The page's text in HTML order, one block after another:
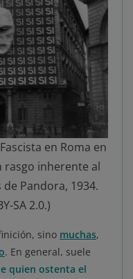
en Roma en
rasgo inherente al
Pandora, 1934.
SA 2.0.)
sino muchas,
. En general, suele
quien ostenta el